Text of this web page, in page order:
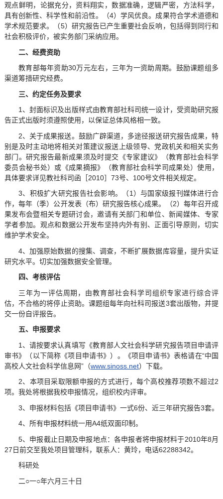
观点鲜明，论据充分，资料翔实，数据准确，逻辑严密，方法科学，
具有创新性、科学性和前沿性。（4）学风优良。成果符合学术道德和
学术规范要求。（5）研究报告已产生重要社会反响，包括得到同行和
社会积极评价，被实务部门采纳应用。
二、经费资助
教育部每年资助30万元左右，三年为一资助周期。鼓励课题组多
渠道筹措研究经费。
三、约定任务及要求
1、封面标识及出版样式由教育部社科司统一设计，受资助研究报
告正式出版时须遵照使用，以保证总体风格相一致。
2、关于成果报送。鼓励广辟渠道，多途径报送研究报告成果，特
别是及时主动地将相关对策建议报送上级领导、党政机关和相关实务
部门。研究报告最新成果须及时提交《专家建议》（教育部社会科学
委员会秘书处）或《成果摘报》（教育部社会科学司成果处）使用，
具体要求详见教社科司函［2010］73号、100号文件相关规定。
3、积极扩大研究报告社会影响。（1）与国家级报刊媒体进行合
作，每年（季）公开发表（布）研究报告核心成果。（2）每年召开成
果发布会暨相关专题研讨会，邀请有关部门和单位、新闻媒体、专家
学者参加。观点和数据公开发布坚持内外有别、正面引导原则，切实
维护学术安全。
4、加强原始数据的搜集、调查，不断扩展数据库容量，提升实证
研究水平。切实加强数据安全管理。
四、考核评估
三年为一评估周期，由教育部社会科学司组织专家进行综合评
估，不合格的将停止资助。课题组每年向社科司报送3套出版物，并提
交一份自评报告。
五、申报要求
1、请按要求认真填写《教育部人文社会科学研究报告项目申请评
审书》（以下简称《项目申请书》）。《项目申请书》表格请在“中国
高校人文社会科学信息网”（www.sinoss.net）下载。
2、本项目采取限额申报的方式进行，每个高校推荐项数不超过2
项。我处将根据我校申报情况，组织校内评审。
3、申报材料包括《项目申请书》一式6份、近三年研究报告3套。
4、所有申报材料统一用A4纸双面印制。
5、申报截止日期及申报地点：各申报者将申报材料于2010年8月
27日前交至我处项目管理科，联系人：黄玲，电话62288342。
科研处
二○一○年六月三十日